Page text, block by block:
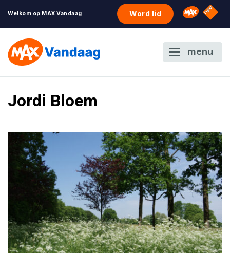
Welkom op MAX Vandaag Word lid Omroep
NPO
menu
Jordi Bloem